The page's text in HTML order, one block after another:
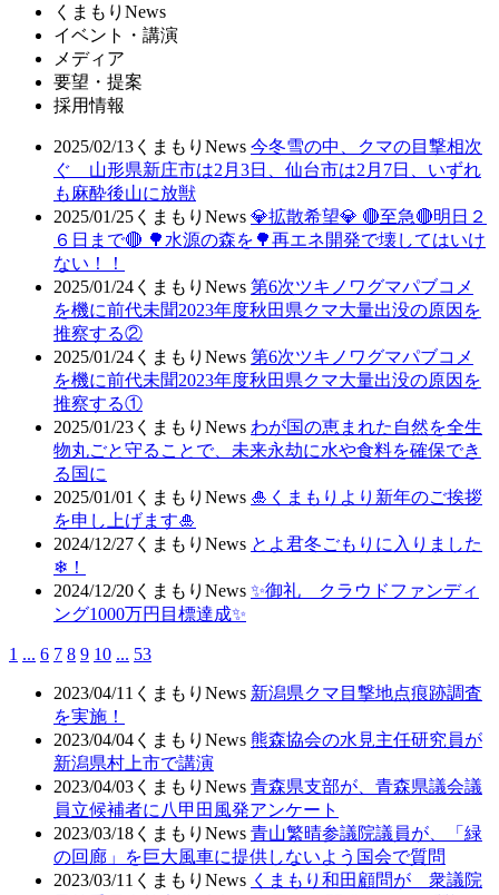
くまもりNews
イベント・講演
メディア
要望・提案
採用情報
2025/02/13 くまもりNews 今冬雪の中、クマの目撃相次
ぐ 山形県新庄市は2月3日、仙台市は2月7日、いずれ
も麻酔後山に放獣
2025/01/25 くまもりNews 💎拡散希望💎 🔴至急🔴明日２
６日まで🔴 🌳水源の森を🌳再エネ開発で壊してはいけ
ない！！
2025/01/24 くまもりNews 第6次ツキノワグマパブコメ
を機に前代未聞2023年度秋田県クマ大量出没の原因を
推察する②
2025/01/24 くまもりNews 第6次ツキノワグマパブコメ
を機に前代未聞2023年度秋田県クマ大量出没の原因を
推察する①
2025/01/23 くまもりNews わが国の恵まれた自然を全生
物丸ごと守ることで、未来永劫に水や食料を確保でき
る国に
2025/01/01 くまもりNews 🎍くまもりより新年のご挨拶
を申し上げます🎍
2024/12/27 くまもりNews とよ君冬ごもりに入りました
❄！
2024/12/20 くまもりNews ✨御礼 クラウドファンディ
ング1000万円目標達成✨
1 ... 6 7 8 9 10 ... 53
2023/04/11 くまもりNews 新潟県クマ目撃地点痕跡調査
を実施！
2023/04/04 くまもりNews 熊森協会の水見主任研究員が
新潟県村上市で講演
2023/04/03 くまもりNews 青森県支部が、青森県議会議
員立候補者に八甲田風発アンケート
2023/03/18 くまもりNews 青山繁晴参議院議員が、「緑
の回廊」を巨大風車に提供しないよう国会で質問
2023/03/11 くまもりNews くまもり和田顧問が 衆議院